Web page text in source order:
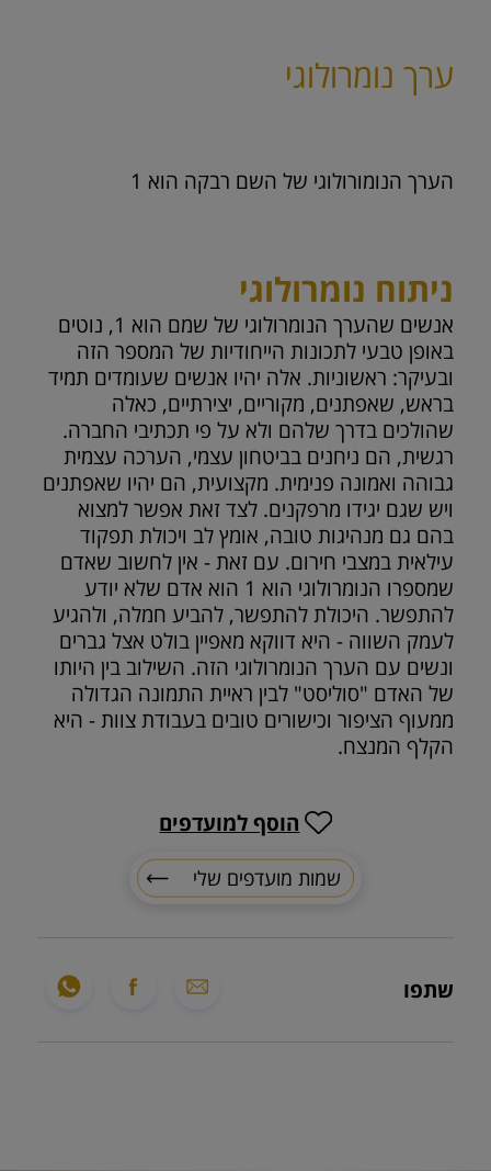
ערך נומרולוגי
הערך הנומורולוגי של השם רבקה הוא 1
ניתוח נומרולוגי
אנשים שהערך הנומרולוגי של שמם הוא 1, נוטים
באופן טבעי לתכונות הייחודיות של המספר הזה
ובעיקר: ראשוניות. אלה יהיו אנשים שעומדים תמיד
בראש, שאפתנים, מקוריים, יצירתיים, כאלה
שהולכים בדרך שלהם ולא על פי תכתיבי החברה.
רגשית, הם ניחנים בביטחון עצמי, הערכה עצמית
גבוהה ואמונה פנימית. מקצועית, הם יהיו שאפתנים
ויש שגם יגידו מרפקנים. לצד זאת אפשר למצוא
בהם גם מנהיגות טובה, אומץ לב ויכולת תפקוד
עילאית במצבי חירום. עם זאת - אין לחשוב שאדם
שמספרו הנומרולוגי הוא 1 הוא אדם שלא יודע
להתפשר. היכולת להתפשר, להביע חמלה, ולהגיע
לעמק השווה - היא דווקא מאפיין בולט אצל גברים
ונשים עם הערך הנומרולוגי הזה. השילוב בין היותו
של האדם "סוליסט" לבין ראיית התמונה הגדולה
ממעוף הציפור וכישורים טובים בעבודת צוות - היא
הקלף המנצח.
שתפו
שמות מועדפים שלי
הוסף למועדפים